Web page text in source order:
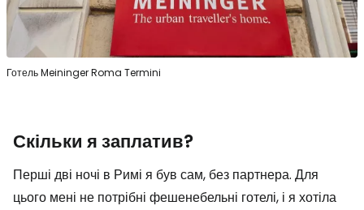
Готель Meininger Roma Termini
Скільки я заплатив?
Перші дві ночі в Римі я був сам, без партнера. Для
цього мені не потрібні фешенебельні готелі, і я хотіла